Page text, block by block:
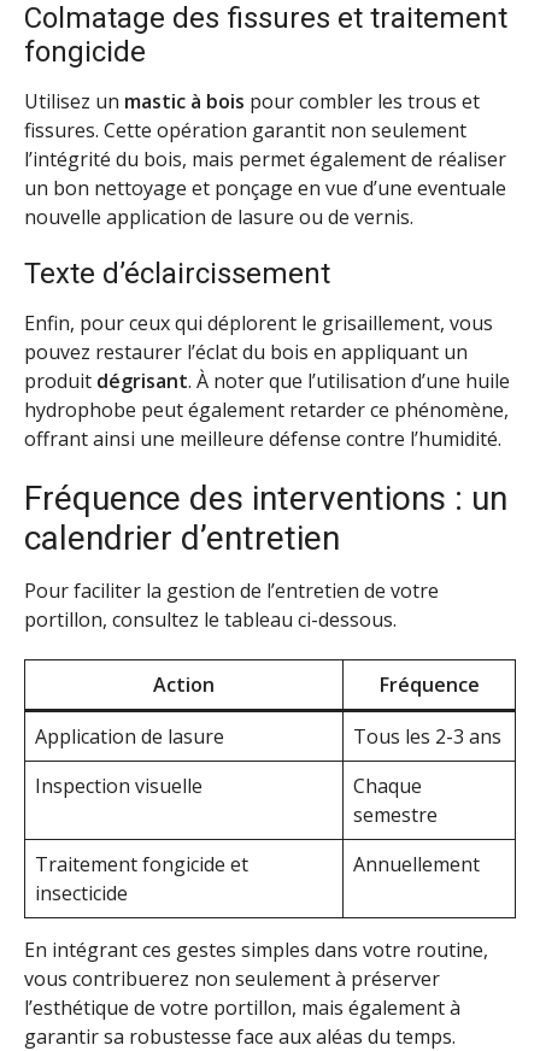
Colmatage des fissures et traitement
fongicide
Utilisez un mastic à bois pour combler les trous et
fissures. Cette opération garantit non seulement
l’intégrité du bois, mais permet également de réaliser
un bon nettoyage et ponçage en vue d’une eventuale
nouvelle application de lasure ou de vernis.
Texte d’éclaircissement
Enfin, pour ceux qui déplorent le grisaillement, vous
pouvez restaurer l’éclat du bois en appliquant un
produit dégrisant. À noter que l’utilisation d’une huile
hydrophobe peut également retarder ce phénomène,
offrant ainsi une meilleure défense contre l’humidité.
Fréquence des interventions : un
calendrier d’entretien
Pour faciliter la gestion de l’entretien de votre
portillon, consultez le tableau ci-dessous.
Action
Fréquence
Application de lasure
Tous les 2-3 ans
Inspection visuelle
Chaque
semestre
Traitement fongicide et
insecticide
Annuellement
En intégrant ces gestes simples dans votre routine,
vous contribuerez non seulement à préserver
l’esthétique de votre portillon, mais également à
garantir sa robustesse face aux aléas du temps.